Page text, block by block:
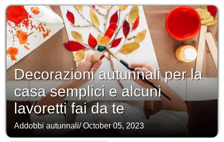
Decorazioni autunnali per la
casa semplici e alcuni
lavoretti fai da te
Addobbi autunnali/October 05, 2023